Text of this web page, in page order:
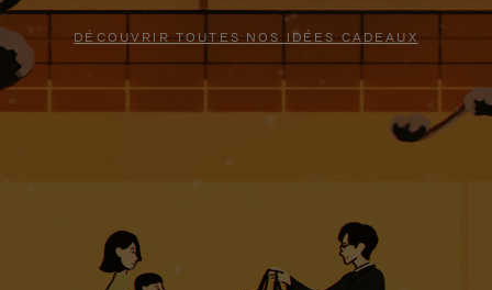
DÉCOUVRIR TOUTES NOS IDÉES CADEAUX